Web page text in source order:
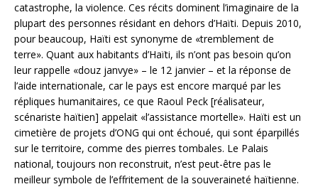
catastrophe, la violence. Ces récits dominent l’imaginaire de la
plupart des personnes résidant en dehors d’Haïti. Depuis 2010,
pour beaucoup, Haïti est synonyme de «tremblement de
terre». Quant aux habitants d’Haïti, ils n’ont pas besoin qu’on
leur rappelle «douz janvye» – le 12 janvier – et la réponse de
l’aide internationale, car le pays est encore marqué par les
répliques humanitaires, ce que Raoul Peck [réalisateur,
scénariste haïtien] appelait «l’assistance mortelle». Haïti est un
cimetière de projets d’ONG qui ont échoué, qui sont éparpillés
sur le territoire, comme des pierres tombales. Le Palais
national, toujours non reconstruit, n’est peut-être pas le
meilleur symbole de l’effritement de la souveraineté haïtienne.